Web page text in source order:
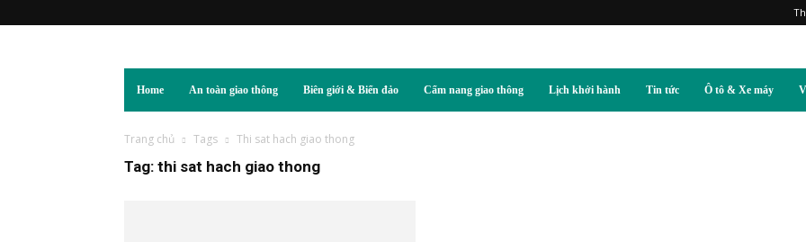
Home An toàn giao thông Biên giới & Biển đảo Cẩm nang giao thông Lịch khởi hành Tin tức Ô tô & Xe máy
Trang chủ Tags Thi sat hach giao thong
Tag: thi sat hach giao thong